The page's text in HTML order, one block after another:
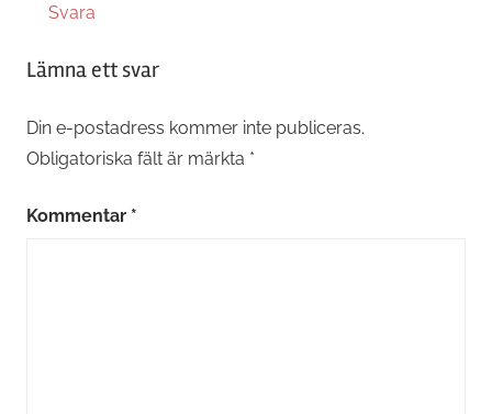
Svara
Lämna ett svar
Din e-postadress kommer inte publiceras.
Obligatoriska fält är märkta *
Kommentar *